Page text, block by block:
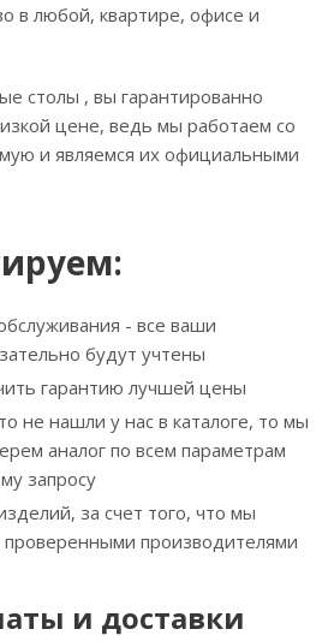
в любой, квартире, офисе и
столы , вы гарантированно
цене, ведь мы работаем со
и являемся их официальными
- все ваши
будут учтены
гарантию лучшей цены
не нашли у нас в каталоге, то мы
аналог по всем параметрам
запросу
за счет того, что мы
проверенными производителями
и доставки